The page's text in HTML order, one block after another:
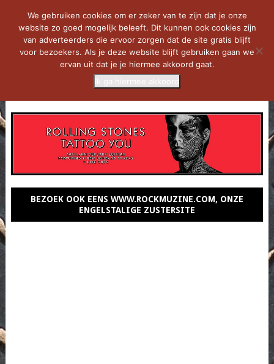
BEZOEK OOK EENS WWW.ROCKMUZINE.COM, ONZE
ENGELSTALIGE ZUSTERSITE
We gebruiken cookies om er zeker van te zijn dat je onze
website zo goed mogelijk beleeft. Dit kunnen ook cookies zijn
van adverteerders die ervoor zorgen dat de site gratis blijft
voor bezoekers. Als je deze website blijft gebruiken gaan we
ervan uit dat je je hiermee akkoord gaat.
Ik ga hiermee akkoord